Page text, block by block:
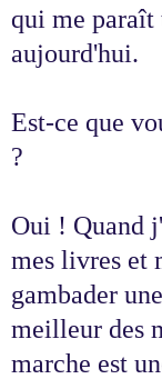
qui me paraît
aujourd'hui.
Est-ce que
?
Oui ! Quand
mes livres et
gambader
meilleur des
marche est